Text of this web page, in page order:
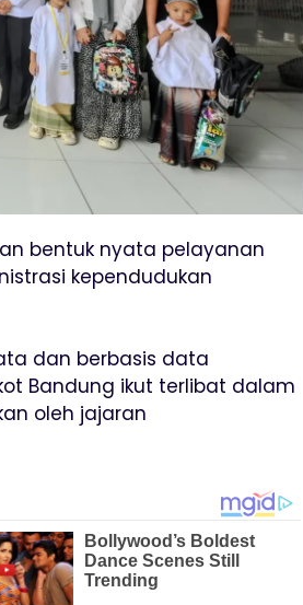
bentuk nyata pelayanan
kependudukan
dan berbasis data
Bandung ikut terlibat dalam
oleh jajaran